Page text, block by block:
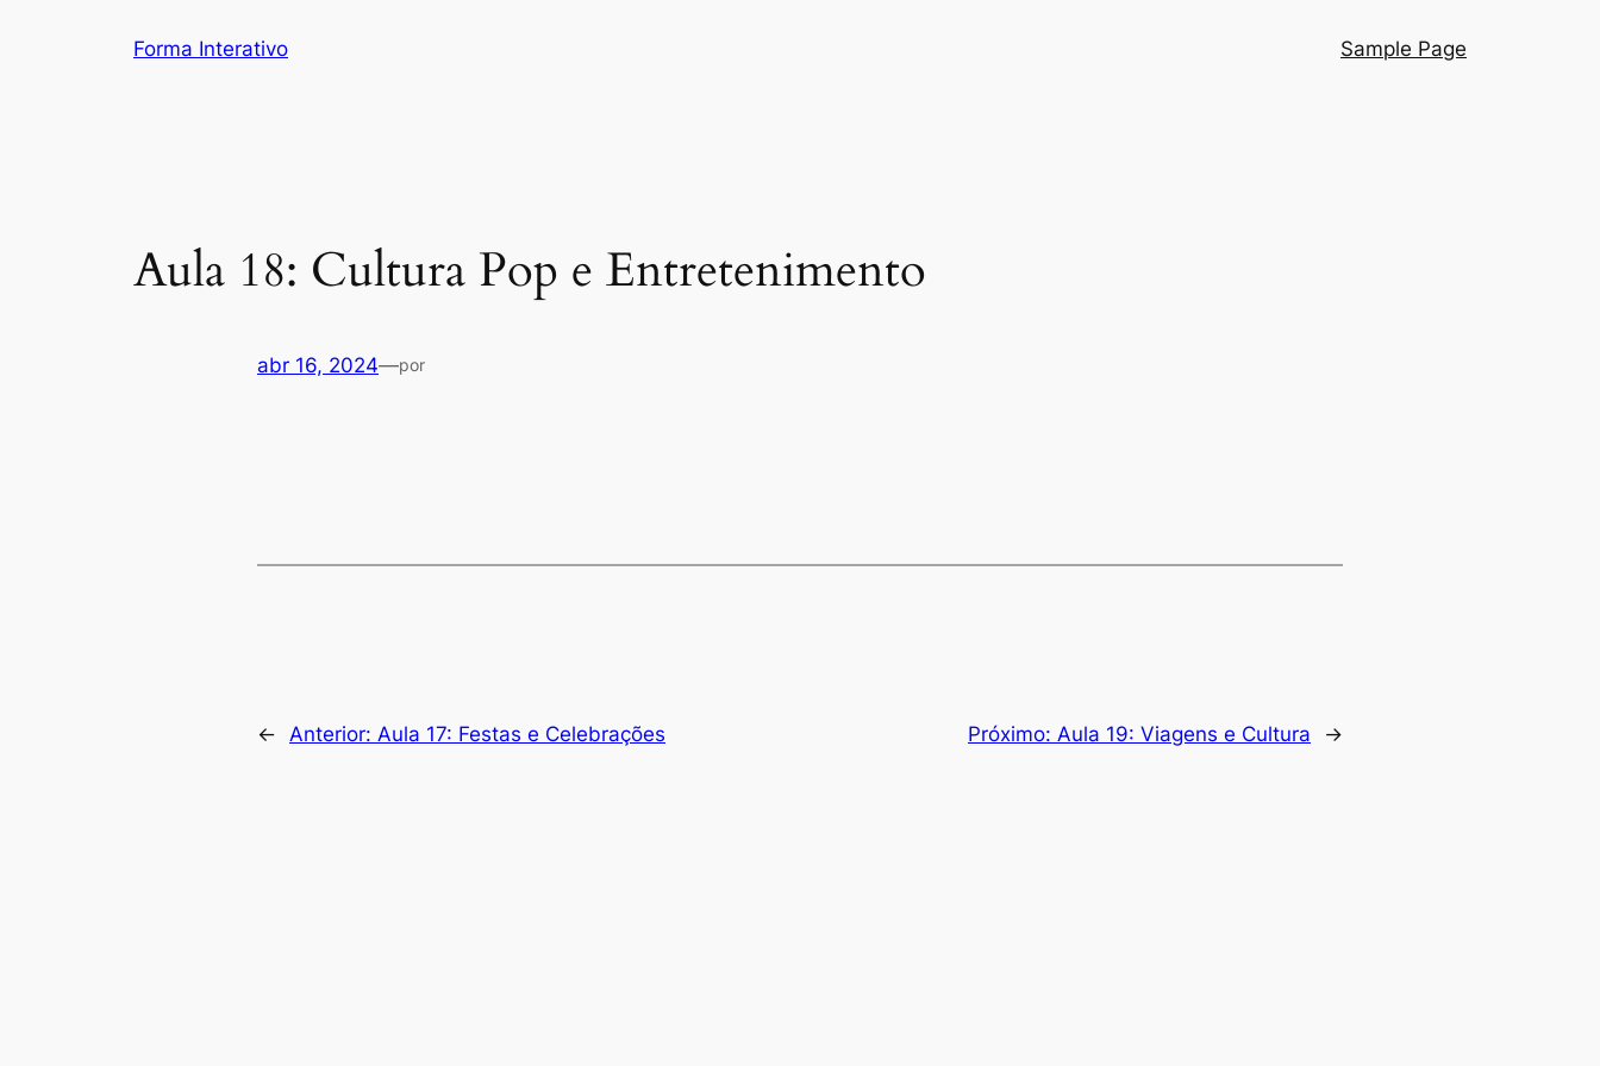
Forma Interativo Sample Page
Aula 18: Cultura Pop e Entretenimento
abr 16, 2024—por
← Anterior: Aula 17: Festas e Celebrações Próximo: Aula 19: Viagens e Cultura →